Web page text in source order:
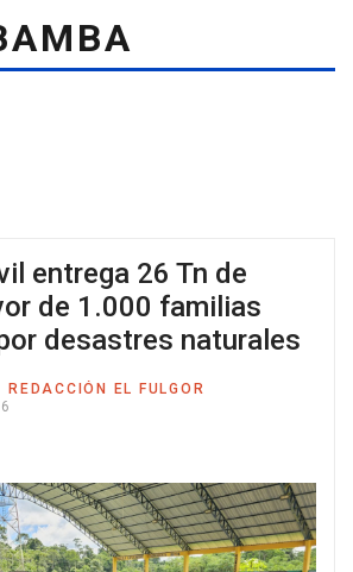
entrega 26 Tn de
de 1.000 familias
desastres naturales
REDACCIÓN EL FULGOR